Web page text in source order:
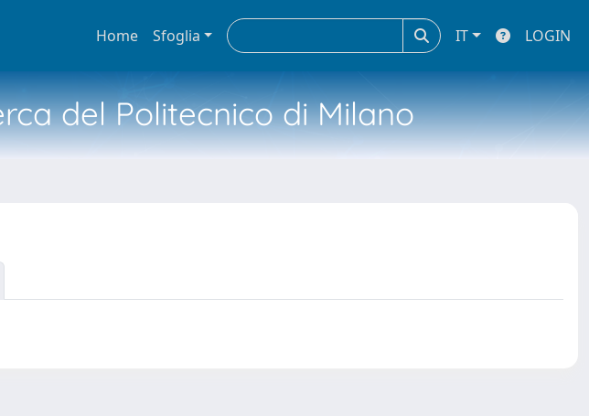
Home Sfoglia IT LOGIN
del Politecnico di Milano